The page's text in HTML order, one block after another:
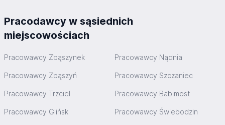
Pracodawcy w sąsiednich
miejscowościach
Pracowawcy Zbąszynek Pracowawcy Nądnia
Pracowawcy Zbąszyń Pracowawcy Szczaniec
Pracowawcy Trzciel Pracowawcy Babimost
Pracowawcy Glińsk Pracowawcy Świebodzin